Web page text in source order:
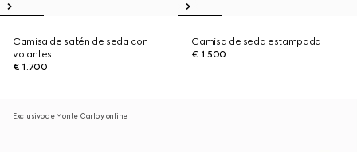
Camisa de satén de seda con
volantes
€ 1.700
Camisa de seda estampada
€ 1.500
Exclusivo de Monte Carlo y online